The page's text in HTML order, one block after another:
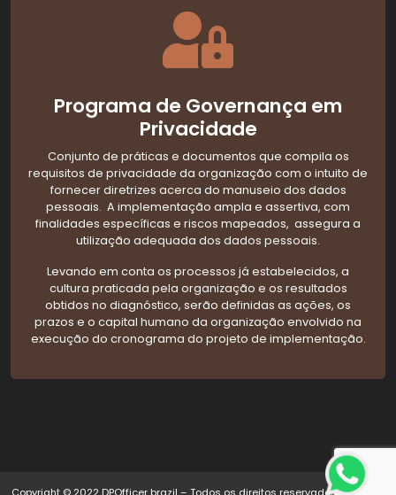
Programa de Governança em
Privacidade
Conjunto de práticas e documentos que compila os
requisitos de privacidade da organização com o intuito de
fornecer diretrizes acerca do manuseio dos dados
pessoais. A implementação ampla e assertiva, com
finalidades específicas e riscos mapeados, assegura a
utilização adequada dos dados pessoais.
Levando em conta os processos já estabelecidos, a
cultura praticada pela organização e os resultados
obtidos no diagnóstico, serão definidas as ações, os
prazos e o capital humano da organização envolvido na
execução do cronograma do projeto de implementação.